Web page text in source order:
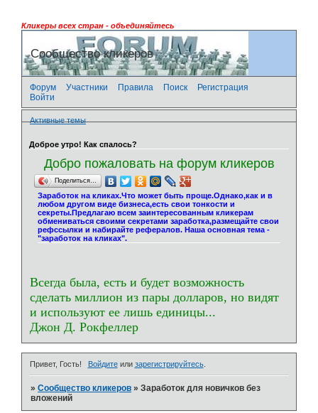
Кликеры всех стран - объединяйтесь
Сообщество кликеров
Форум Участники Правила Поиск
Регистрация
Войти
Активные темы
Доброе утро! Как спалось?
Добро пожаловать на форум кликеров
Поделиться…
Заработок на кликах.Что может быть проще.Однако,как и в
любом другом виде бизнеса,есть свои тонкости и
секреты.Предлагаю всем заинтересованным кликерам
обмениваться своими секретами заработка,размещайте свои
рефссылки и набирайте рефералов. Наша основная тема -
"заработок на кликах".
Всегда была, есть и будет возможность
сделать миллион из пары долларов, но видят
и используют ее лишь единицы...
Джон Д. Рокфеллер
Привет, Гость! Войдитеили зарегистрируйтесь.
»Сообщество кликеров »Заработок для новичков без
вложений